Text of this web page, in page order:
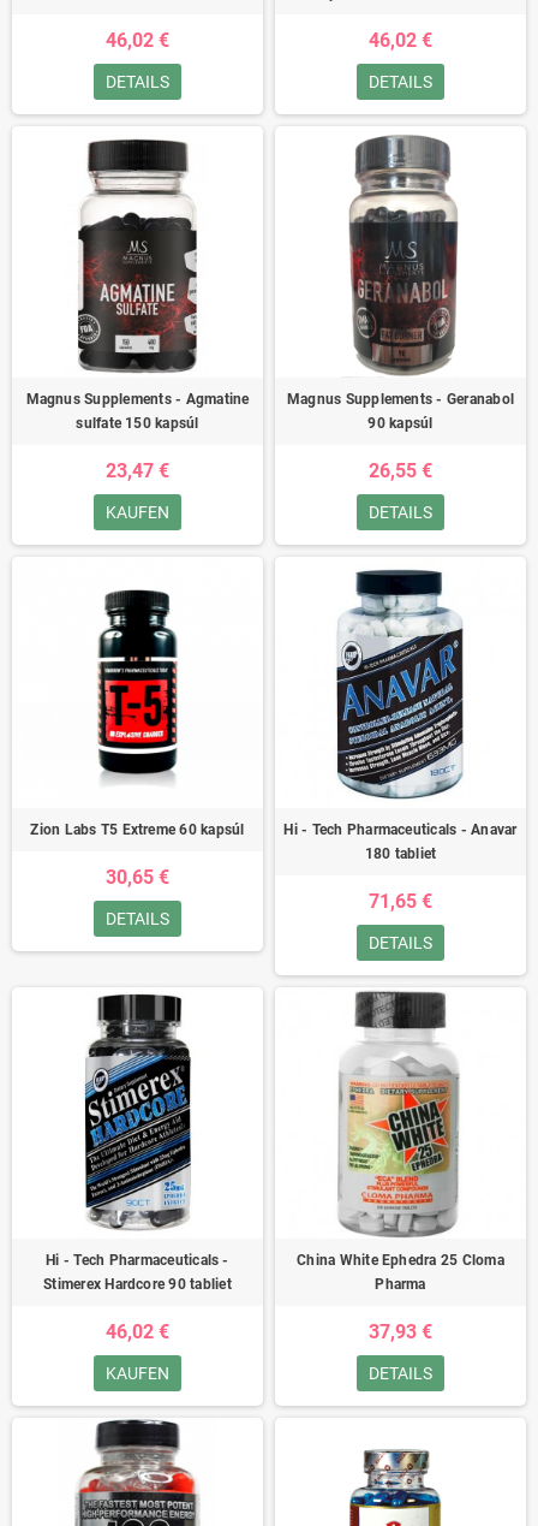
46,02 €
DETAILS
46,02 €
DETAILS
Magnus Supplements - Agmatine
sulfate 150 kapsúl
23,47 €
KAUFEN
Magnus Supplements - Geranabol
90 kapsúl
26,55 €
DETAILS
Zion Labs T5 Extreme 60 kapsúl
30,65 €
DETAILS
Hi - Tech Pharmaceuticals - Anavar
180 tabliet
71,65 €
DETAILS
Hi - Tech Pharmaceuticals -
Stimerex Hardcore 90 tabliet
46,02 €
KAUFEN
China White Ephedra 25 Cloma
Pharma
37,93 €
DETAILS